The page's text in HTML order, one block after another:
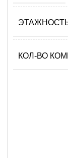
КОЛ-ВО